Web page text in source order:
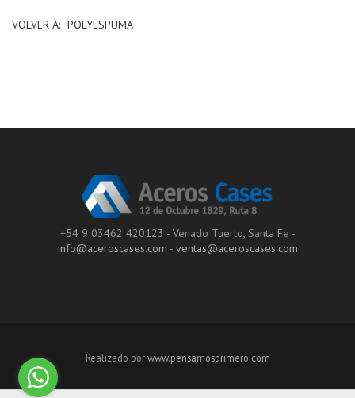
VOLVER A: POLYESPUMA
+54 9 03462 420123 - Venado Tuerto, Santa Fe -
info@aceroscases.com - ventas@aceroscases.com
Realizado porwww.pensamosprimero.com